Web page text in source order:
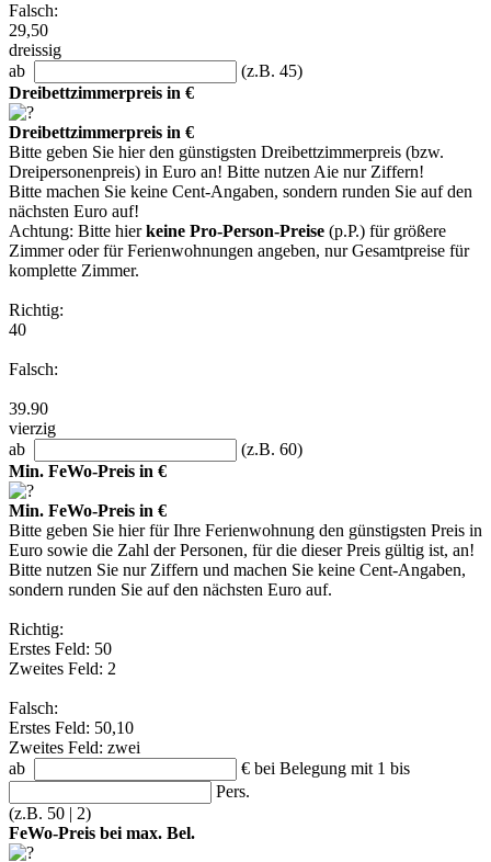
Falsch:
29,50
dreissig
ab
(z.B. 45)
Dreibettzimmerpreis in €
Dreibettzimmerpreis in €
Bitte geben Sie hier den günstigsten Dreibettzimmerpreis (bzw.
Dreipersonenpreis) in Euro an! Bitte nutzen Aie nur Ziffern!
Bitte machen Sie keine Cent-Angaben, sondern runden Sie auf den
nächsten Euro auf!
Achtung: Bitte hierkeine Pro-Person-Preise (p.P.) für größere
Zimmer oder für Ferienwohnungen angeben, nur Gesamtpreise für
komplette Zimmer.
Richtig:
40
Falsch:
39.90
vierzig
ab
(z.B. 60)
Min. FeWo-Preis in €
Min. FeWo-Preis in €
Bitte geben Sie hier für Ihre Ferienwohnung den günstigsten Preis in
Euro sowie die Zahl der Personen, für die dieser Preis gültig ist, an!
Bitte nutzen Sie nur Ziffern und machen Sie keine Cent-Angaben,
sondern runden Sie auf den nächsten Euro auf.
Richtig:
Erstes Feld: 50
Zweites Feld: 2
Falsch:
Erstes Feld: 50,10
Zweites Feld: zwei
ab
€ bei Belegung mit 1 bis
Pers.
(z.B. 50 | 2)
FeWo-Preis bei max. Bel.